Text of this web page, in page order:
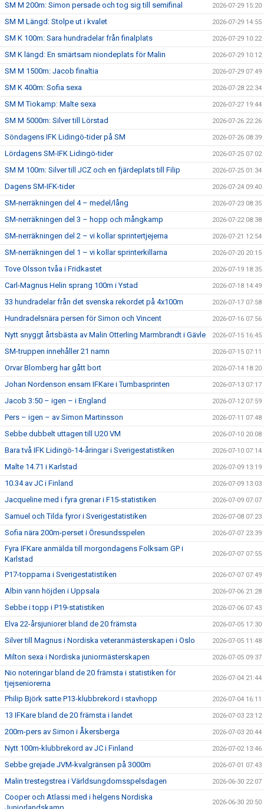
SM M 200m: Simon persade och tog sig till semifinal 2026-07-29 15:20
SM M Längd: Stolpe ut i kvalet 2026-07-29 14:55
SM K 100m: Sara hundradelar från finalplats 2026-07-29 10:22
SM K längd: En smärtsam niondeplats för Malin 2026-07-29 10:12
SM M 1500m: Jacob finaltia 2026-07-29 07:49
SM K 400m: Sofia sexa 2026-07-28 22:34
SM M Tiokamp: Malte sexa 2026-07-27 19:44
SM M 5000m: Silver till Lörstad 2026-07-26 22:26
Söndagens IFK Lidingö-tider på SM 2026-07-26 08:39
Lördagens SM-IFK Lidingö-tider 2026-07-25 07:02
SM M 100m: Silver till JCZ och en fjärdeplats till Filip 2026-07-25 01:34
Dagens SM-IFK-tider 2026-07-24 09:40
SM-nerräkningen del 4 – medel/lång 2026-07-23 08:35
SM-nerräkningen del 3 – hopp och mångkamp 2026-07-22 08:38
SM-nerräkningen del 2 – vi kollar sprintertjejerna 2026-07-21 12:54
SM-nerräkningen del 1 – vi kollar sprinterkillarna 2026-07-20 20:15
Tove Olsson tvåa i Fridkastet 2026-07-19 18:35
Carl-Magnus Helin sprang 100m i Ystad 2026-07-18 14:49
33 hundradelar från det svenska rekordet på 4x100m 2026-07-17 07:58
Hundradelsnära persen för Simon och Vincent 2026-07-16 07:56
Nytt snyggt årtsbästa av Malin Otterling Marmbrandt i Gävle 2026-07-15 16:45
SM-truppen innehåller 21 namn 2026-07-15 07:11
Orvar Blomberg har gått bort 2026-07-14 18:20
Johan Nordenson ensam IFKare i Tumbasprinten 2026-07-13 07:17
Jacob 3:50 – igen – i England 2026-07-12 07:59
Pers – igen – av Simon Martinsson 2026-07-11 07:48
Sebbe dubbelt uttagen till U20 VM 2026-07-10 20:08
Bara två IFK Lidingö-14-åringar i Sverigestatistiken 2026-07-10 07:14
Malte 14.71 i Karlstad 2026-07-09 13:19
10.34 av JC i Finland 2026-07-09 13:03
Jacqueline med i fyra grenar i F15-statistiken 2026-07-09 07:07
Samuel och Tilda fyror i Sverigestatistiken 2026-07-08 07:23
Sofia nära 200m-perset i Öresundsspelen 2026-07-07 23:39
Fyra IFKare anmälda till morgondagens Folksam GP i
Karlstad
2026-07-07 07:55
P17-topparna i Sverigestatistiken 2026-07-07 07:49
Albin vann höjden i Uppsala 2026-07-06 21:28
Sebbe i topp i P19-statistiken 2026-07-06 07:43
Elva 22-årsjuniorer bland de 20 främsta 2026-07-05 17:30
Silver till Magnus i Nordiska veteranmästerskapen i Oslo 2026-07-05 11:48
Milton sexa i Nordiska juniormästerskapen 2026-07-05 09:37
Nio noteringar bland de 20 främsta i statistiken för
tjejseniorerna
2026-07-04 21:44
Philip Björk satte P13-klubbrekord i stavhopp 2026-07-04 16:11
13 IFKare bland de 20 främsta i landet 2026-07-03 23:12
200m-pers av Simon i Åkersberga 2026-07-03 20:44
Nytt 100m-klubbrekord av JC i Finland 2026-07-02 13:46
Sebbe grejade JVM-kvalgränsen på 3000m 2026-07-01 07:43
Malin trestegstrea i Världsungdomsspelsdagen 2026-06-30 22:07
Cooper och Atlassi med i helgens Nordiska
2026-06-30 20:50